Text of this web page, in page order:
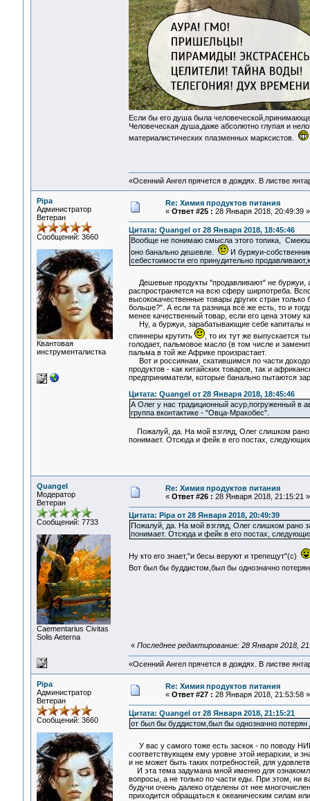
Если бы его душа была
Человеческая душа,даже абсолютно глупая и
материалистических плазменных марксистов.
«Осенний Ангел прячется в дождях. В листве
Pipa
Администратор
Ветеран
Сообщений: 3660
Квантовая
инструменталистка
Re: Химия продуктов питания
« Ответ #25 : 28 Января 2018, 20:49:39 »
Цитата: Quangel от 28 Января 2018, 18:45:46
Вообще не понимаю смысла этого топика,
оно банально дешевле.
И буржуи-
себестоимости его принудительно
Дешевые продукты "продавливают" не буржуи,
распространяется на всю сферу ширпотреба.
высококачественные товары других стран
больше?". А если та разница всё же есть, то и
менее качественный товар, если его цена этому
Ну, а буржуи, зарабатывающие себе капиталы
спиннеры крутить
, то их тут же выпускается
голодает, пальмовое масло (в том числе и
пальма в той же Африке произрастает.
Вот и россиянам, скатившимся по части
продуктов - как китайских товаров, так и
предприниматели, которые банально пытаются
Цитата: Quangel от 28 Января 2018, 18:45:46
А Олег у нас традиционный асур,погруженный в
группа вконтактике - "Овца-Мракобес".
Пожалуй, да. На мой взгляд, Олег слишком рано
понимает. Отсюда и фейк в его постах,
Quangel
Модератор
Ветеран
Сообщений: 7733
Сaementarius Civitas
Solis Aeterna
Re: Химия продуктов питания
« Ответ #26 : 28 Января 2018, 21:15:21 »
Цитата: Pipa от 28 Января 2018, 20:49:39
Пожалуй, да. На мой взгляд, Олег слишком рано
понимает. Отсюда и фейк в его постах,
Ну кто его знает,"и бесы веруют и трепещут"(с)
Вот был бы буддистом,был бы однозначно
« Последнее редактирование: 28 Января 2018,
«Осенний Ангел прячется в дождях. В листве
Pipa
Администратор
Ветеран
Сообщений: 3660
Re: Химия продуктов питания
« Ответ #27 : 28 Января 2018, 21:53:58 »
Цитата: Quangel от 28 Января 2018, 21:15:21
от был бы буддистом,был бы однозначно
У вас у самого тоже есть заскок - по поводу
соответствующем ему уровне этой иерархии, и
и не может быть таких потребностей, для
И эта тема задумана мной именно для
вопросы, а не только по части еды. При этом, ни
будучи очень далеко отделены от нее
приходится обращаться к океаническим силам